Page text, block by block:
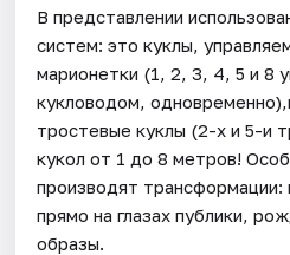
В представлении
систем: это куклы,
марионетки (1, 2, 3, 4, 5 и 8
кукловодом,
тростевые куклы (2-х и 5-и
кукол от 1 до 8 метров!
производят
прямо на глазах публики,
образы.